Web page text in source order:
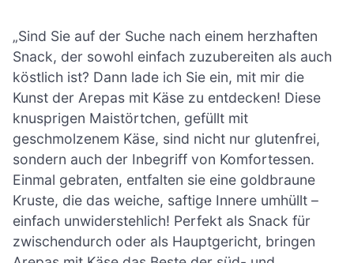
„Sind Sie auf der Suche nach einem herzhaften
Snack, der sowohl einfach zuzubereiten als auch
köstlich ist? Dann lade ich Sie ein, mit mir die
Kunst der Arepas mit Käse zu entdecken! Diese
knusprigen Maistörtchen, gefüllt mit
geschmolzenem Käse, sind nicht nur glutenfrei,
sondern auch der Inbegriff von Komfortessen.
Einmal gebraten, entfalten sie eine goldbraune
Kruste, die das weiche, saftige Innere umhüllt –
einfach unwiderstehlich! Perfekt als Snack für
zwischendurch oder als Hauptgericht, bringen